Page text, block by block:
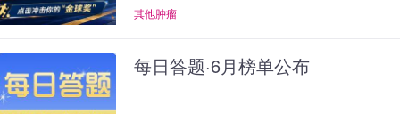
其他肿瘤
每日答题·6月榜单公布